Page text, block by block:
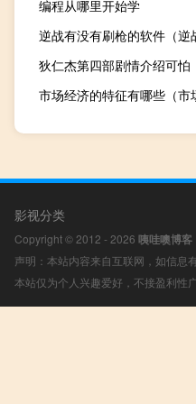
编程从哪里开始学
逆战有没有刷枪的软件（逆
狄仁杰第四部剧情介绍可怕
市场经济的特征有哪些（市
影视分类
Copyright © 2012 - 2026 咦哇噢博客
声明：本站内容来自互联网，如信息
本站仅为个人兴趣爱好，不接盈利性